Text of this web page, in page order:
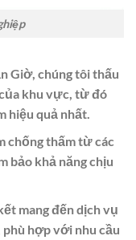
Giờ, chúng tôi thấu
khu vực, từ đó
hiệu quả nhất.
chống thấm từ các
bảo khả năng chịu
mang đến dịch vụ
hợp với nhu cầu